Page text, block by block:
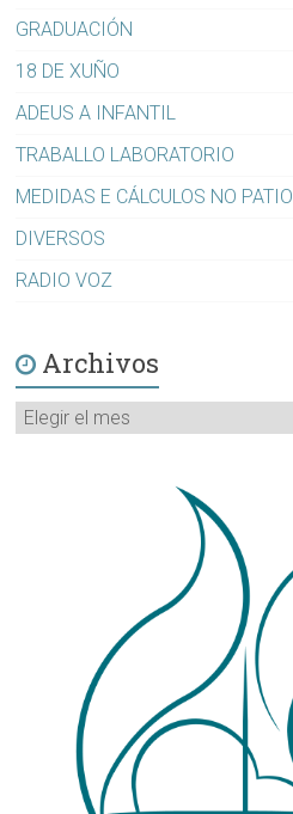
GRADUACIÓN
18 DE XUÑO
ADEUS A INFANTIL
TRABALLO LABORATORIO
MEDIDAS E CÁLCULOS NO PATIO
DIVERSOS
RADIO VOZ
Archivos
Archivos